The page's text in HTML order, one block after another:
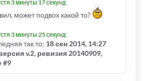
в корне сайта -
file.php
всех браузерах одинаково.
[мой домен]
домен%5D
домен_
3 минуты 17 секунд:
может подвох какой то?
3 минуты 25 секунд:
так то: 18 сен 2014, 14:27
v.2, ревизия 20140909,
#9